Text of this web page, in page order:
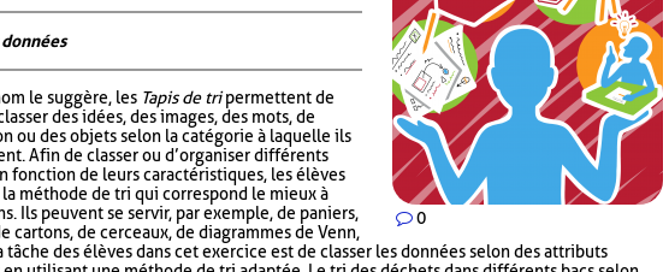
0
le suggère, les Tapis de tripermettent de
des idées, des images, des mots, de
ou des objets selon la catégorie à laquelle ils
Afin de classer ou d’organiser différents
fonction de leurs caractéristiques, les élèves
méthode de tri qui correspond le mieux à
Ils peuvent se servir, par exemple, de paniers,
cartons, de cerceaux, de diagrammes de Venn,
tâche des élèves dans cet exercice est de classer les données selon des attributs